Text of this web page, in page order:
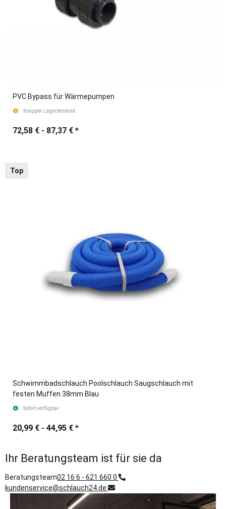
PVC Bypass für Wärmepumpen
Knapper Lagerbestand
72,58 € - 87,37 € *
Top
Schwimmbadschlauch Poolschlauch Saugschlauch mit
festen Muffen 38mm Blau
Sofort verfügbar
20,99 € - 44,95 € *
Ihr Beratungsteam ist für sie da
Beratungsteam02 16 6 - 621 660 0
kundenservice@schlauch24.de